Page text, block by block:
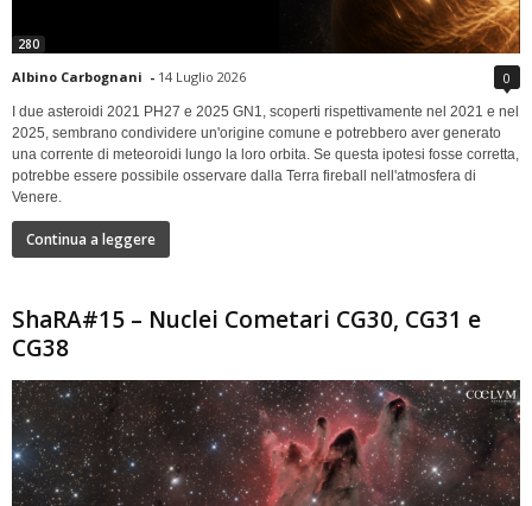
280
Albino Carbognani - 14 Luglio 2026 0
I due asteroidi 2021 PH27 e 2025 GN1, scoperti rispettivamente nel 2021 e nel
2025, sembrano condividere un'origine comune e potrebbero aver generato
una corrente di meteoroidi lungo la loro orbita. Se questa ipotesi fosse corretta,
potrebbe essere possibile osservare dalla Terra fireball nell'atmosfera di
Venere.
Continua a leggere
ShaRA#15 – Nuclei Cometari CG30, CG31 e
CG38